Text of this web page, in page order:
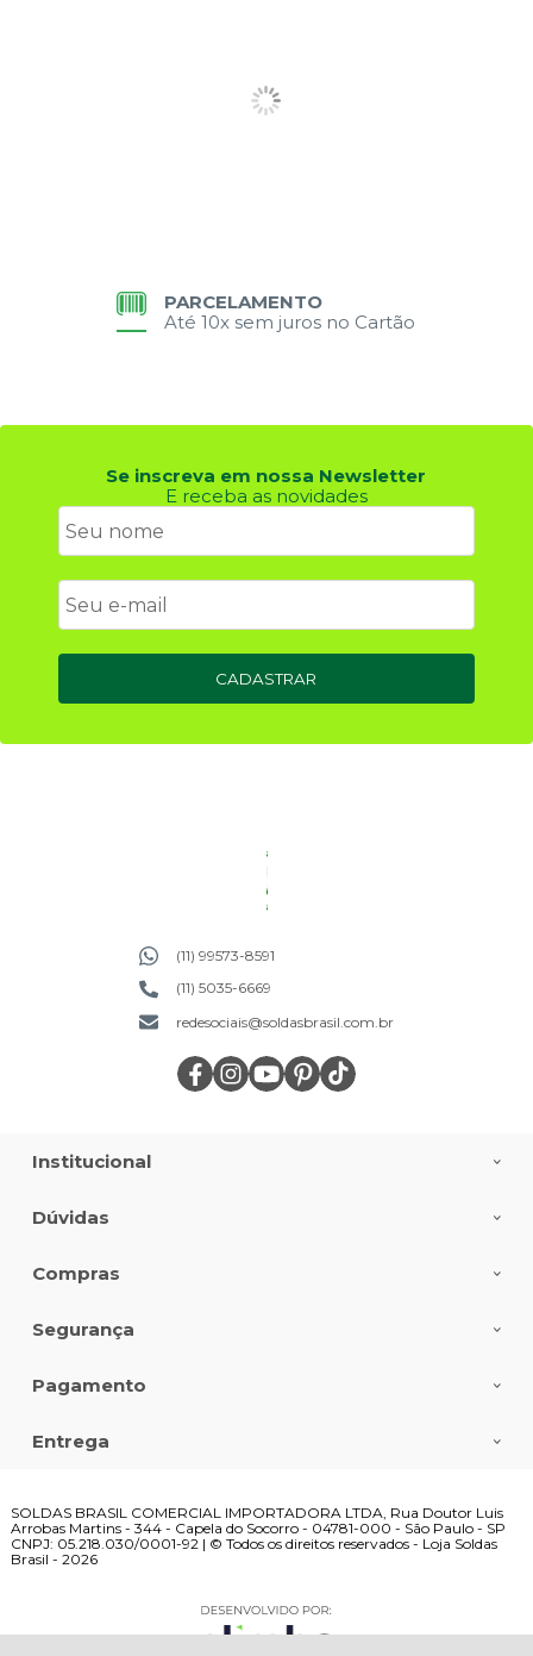
PARCELAMENTO
Até 10x sem juros no Cartão
Se inscreva em nossa Newsletter
E receba as novidades
CADASTRAR
(11) 99573-8591
(11) 5035-6669
redesociais@soldasbrasil.com.br
Institucional
Dúvidas
Compras
Segurança
Pagamento
Entrega
SOLDAS BRASIL COMERCIAL IMPORTADORA LTDA, Rua Doutor Luis
Arrobas Martins - 344 - Capela do Socorro - 04781-000 - São Paulo - SP
CNPJ: 05.218.030/0001-92 | © Todos os direitos reservados - Loja Soldas
Brasil - 2026